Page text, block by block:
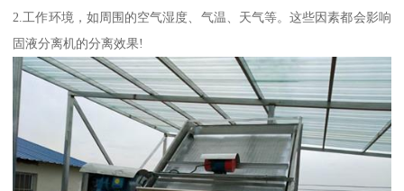
2.工作环境，如周围的空气湿度、气温、天气等。这些因素都会影响
固液分离机的分离效果!